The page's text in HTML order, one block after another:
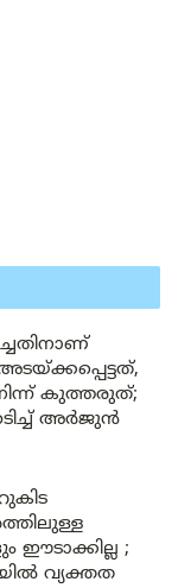
കുത്തരുത്;
അർജുൻ
ഈടാക്കില്ല ;
വ്യക്തത